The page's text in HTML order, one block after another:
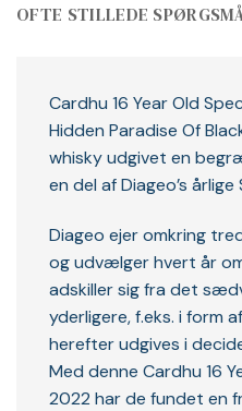
OFTE STILLEDE
Cardhu 16 Year Old
Hidden Paradise Of
whisky udgivet en
en del af Diageo’s årlige
Diageo ejer omkring
og udvælger hvert år
adskiller sig fra det
yderligere, f.eks. i form
herefter udgives i
Med denne Cardhu 16
2022 har de fundet en